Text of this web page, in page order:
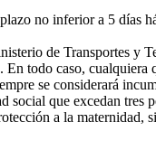
no inferior a 5 días
de Transportes y
todo caso,
se considerará
que excedan
a la maternidad,